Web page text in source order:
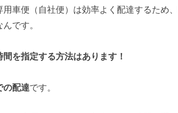
用車便（自社便）は効率よく配達するため
です。
間を指定する方法はあります！
の配達です。